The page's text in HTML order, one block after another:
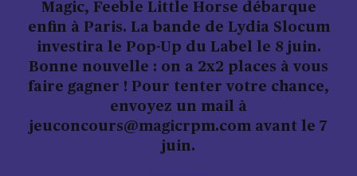
Magic, Feeble Little Horse débarque
enfin à Paris. La bande de Lydia Slocum
investira le Pop-Up du Label le 8 juin.
Bonne nouvelle : on a 2x2 places à vous
faire gagner ! Pour tenter votre chance,
envoyez un mail à
jeuconcours@magicrpm.com avant le 7
juin.